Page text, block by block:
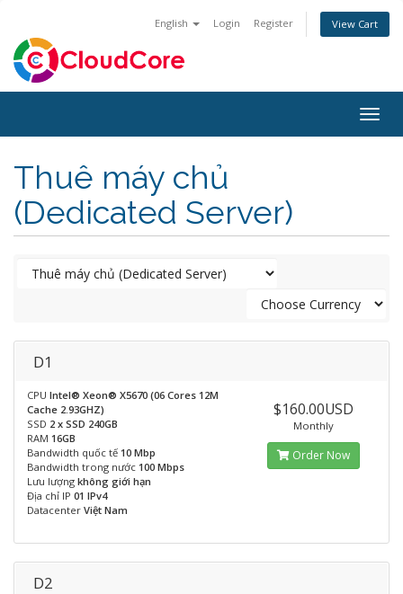
English Login Register View Cart
Thuê máy chủ
(Dedicated Server)
D1
CPU Intel® Xeon® X5670 (06 Cores 12M
Cache 2.93GHZ)
SSD 2 x SSD 240GB
RAM 16GB
Bandwidth quốc tế 10 Mbp
Bandwidth trong nước 100 Mbps
Lưu lượng không giới hạn
Địa chỉ IP 01 IPv4
Datacenter Việt Nam
$160.00USD
Monthly
Order Now
D2